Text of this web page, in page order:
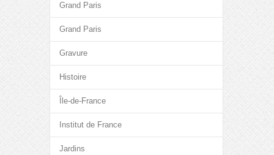
Grand Paris
Grand Paris
Gravure
Histoire
Île-de-France
Institut de France
Jardins